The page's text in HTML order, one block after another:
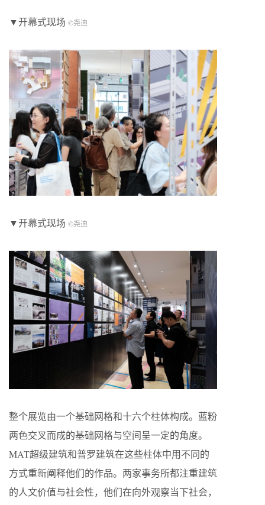
▼开幕式现场 ©尧迪
▼开幕式现场 ©尧迪
整个展览由一个基础网格和十六个柱体构成。蓝粉
两色交叉而成的基础网格与空间呈一定的角度。
MAT超级建筑和普罗建筑在这些柱体中用不同的
方式重新阐释他们的作品。两家事务所都注重建筑
的人文价值与社会性，他们在向外观察当下社会，